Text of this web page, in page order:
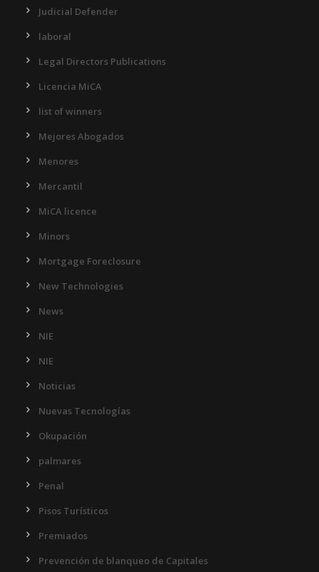
Judicial Defender
laboral
Legal Directors Publications
Licencia MiCA
list of winners
Mejores Abogados
Menores
Mercantil
MiCA licence
Minors
Mortgage Foreclosure
New Technologies
News
NIE
NIE
Noticias
Nuevas Tecnologías
Okupación
palmares
Penal
Pisos Turísticos
Premiados
Prevención de blanqueo de Capitales